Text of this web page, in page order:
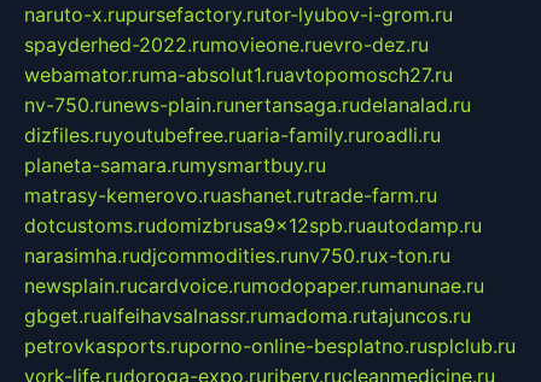
naruto-x.rupursefactory.rutor-lyubov-i-grom.ru
spayderhed-2022.rumovieone.ruevro-dez.ru
webamator.ruma-absolut1.ruavtopomosch27.ru
nv-750.runews-plain.runertansaga.rudelanalad.ru
dizfiles.ruyoutubefree.ruaria-family.ruroadli.ru
planeta-samara.rumysmartbuy.ru
matrasy-kemerovo.ruashanet.rutrade-farm.ru
dotcustoms.rudomizbrusa9x12spb.ruautodamp.ru
narasimha.rudjcommodities.runv750.rux-ton.ru
newsplain.rucardvoice.rumodopaper.rumanunae.ru
gbget.rualfeihavsalnassr.rumadoma.rutajuncos.ru
petrovkasports.ruporno-online-besplatno.rusplclub.ru
york-life.rudoroga-expo.ruribery.rucleanmedicine.ru